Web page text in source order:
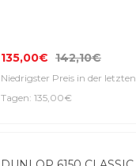
135,00€ 142,10€
Niedrigster Preis in der
Tagen: 135,00€